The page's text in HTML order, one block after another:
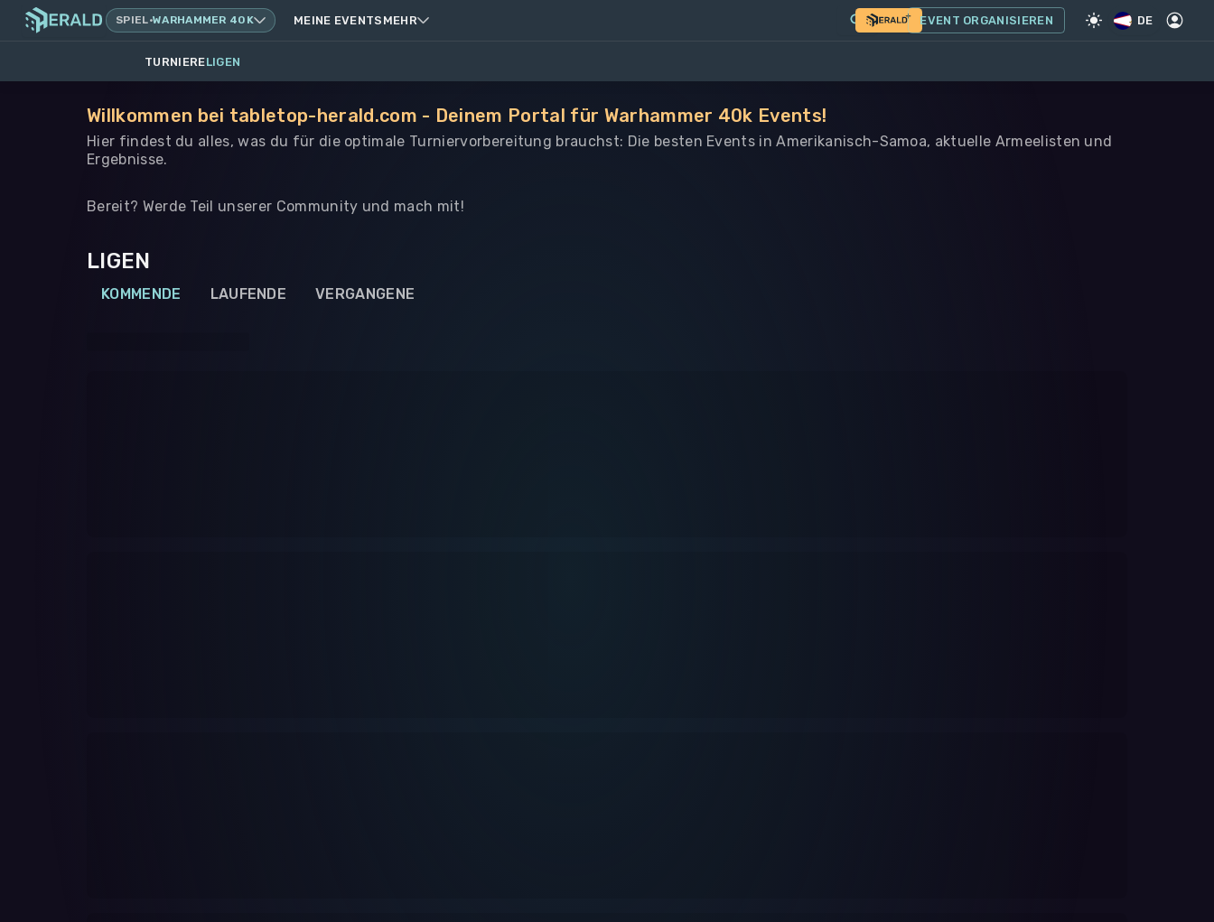
SPIEL·WARHAMMER 40K MEINE EVENTS MEHR EVENT ORGANISIEREN DE
TURNIERELIGEN
Willkommen bei tabletop-herald.com - Deinem Portal für Warhammer 40k Events!
Hier findest du alles, was du für die optimale Turniervorbereitung brauchst: Die besten Events in Amerikanisch-Samoa, aktuelle Armeelisten und
Ergebnisse.
Bereit? Werde Teil unserer Community und mach mit!
LIGEN
KOMMENDE LAUFENDE VERGANGENE